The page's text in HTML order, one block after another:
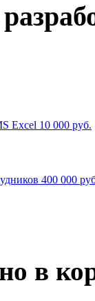
Excel 10 000 руб.
400 000
в